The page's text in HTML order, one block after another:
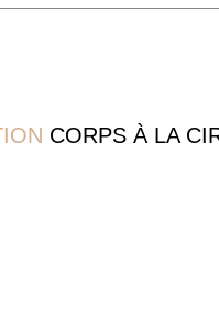
CORPS À LA